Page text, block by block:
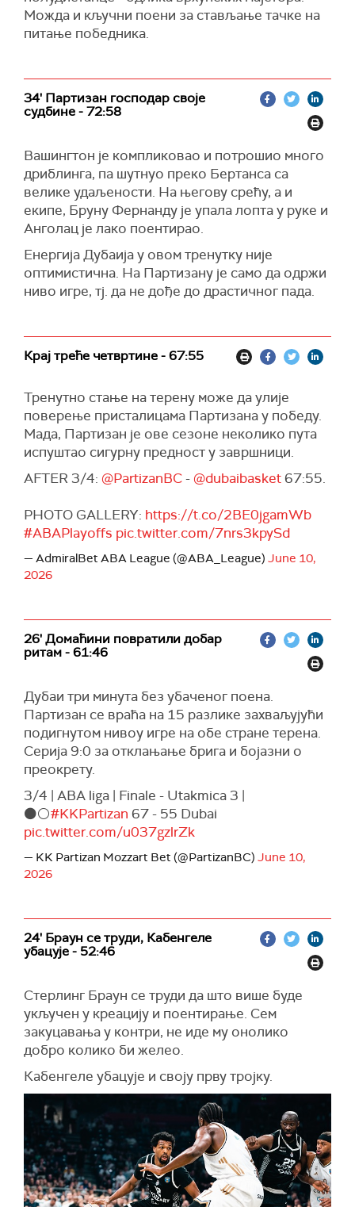
Можда и кључни поени за стављање тачке на
питање победника.
34' Партизан господар своје
судбине - 72:58
Вашингтон је компликовао и потрошио много
дриблинга, па шутнуо преко Бертанса са
велике удаљености. На његову срећу, а и
екипе, Бруну Фернанду је упала лопта у руке и
Анголац је лако поентирао.
Енергија Дубаија у овом тренутку није
оптимистична. На Партизану је само да одржи
ниво игре, тј. да не дође до драстичног пада.
Крај треће четвртине - 67:55
Тренутно стање на терену може да улије
поверење присталицама Партизана у победу.
Мада, Партизан је ове сезоне неколико пута
испуштао сигурну предност у завршници.
AFTER 3/4: @PartizanBC- @dubaibasket67:55.
PHOTO GALLERY: https://t.co/2BE0jgamWb
#ABAPlayoffs pic.twitter.com/7nrs3kpySd
— AdmiralBet ABA League (@ABA_League) June 10,
2026
26' Домаћини повратили добар
ритам - 61:46
Дубаи три минута без убаченог поена.
Партизан се враћа на 15 разлике захваљујући
подигнутом нивоу игре на обе стране терена.
Серија 9:0 за отклањање брига и бојазни о
преокрету.
3/4 | ABA liga | Finale - Utakmica 3 |
⚫️⚪️#KKPartizan 67 - 55 Dubai
pic.twitter.com/u037gzlrZk
— KK Partizan Mozzart Bet (@PartizanBC) June 10,
2026
24' Браун се труди, Кабенгеле
убацује - 52:46
Стерлинг Браун се труди да што више буде
укључен у креацију и поентирање. Сем
закуцавања у контри, не иде му онолико
добро колико би желео.
Кабенгеле убацује и своју прву тројку.